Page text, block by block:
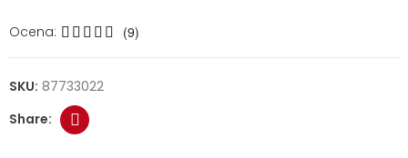
Ocena: (9)
SKU: 87733022